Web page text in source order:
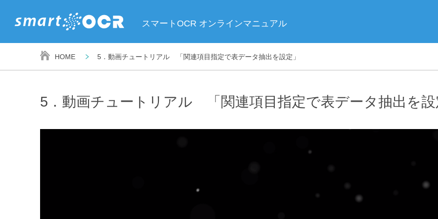
スマートOCR オンラインマニュアル
HOME 5．動画チュートリアル 「関連項目指定で表データ抽出を設定」
5．動画チュートリアル 「関連項目指定で表データ抽出を設